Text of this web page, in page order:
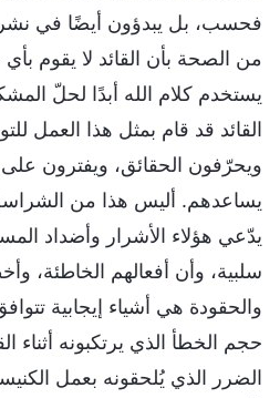
فحسب، بل يبدؤون أيضًا في
من الصحة بأن القائد لا يقوم
يستخدم كلام الله أبدًا لحلّ
القائد قد قام بمثل هذا العمل
ويحرّفون الحقائق، ويفترون
يساعدهم. أليس هذا من
يدّعي هؤلاء الأشرار وأضداد
سلبية، وأن أفعالهم الخاطئة،
والحقودة هي أشياء إيجابية
حجم الخطأ الذي يرتكبونه أثناء
الضرر الذي يُلحقونه بعمل